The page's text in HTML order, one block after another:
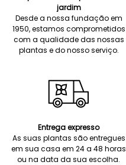
jardim
Desde a nossa fundação em
1950, estamos comprometidos
com a qualidade das nossas
plantas e do nosso serviço.
Entrega expresso
As suas plantas são entregues
em sua casa em 24 a 48 horas
ou na data da sua escolha.